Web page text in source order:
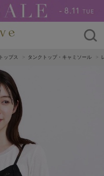
トップス タンクトップ・キャミソール